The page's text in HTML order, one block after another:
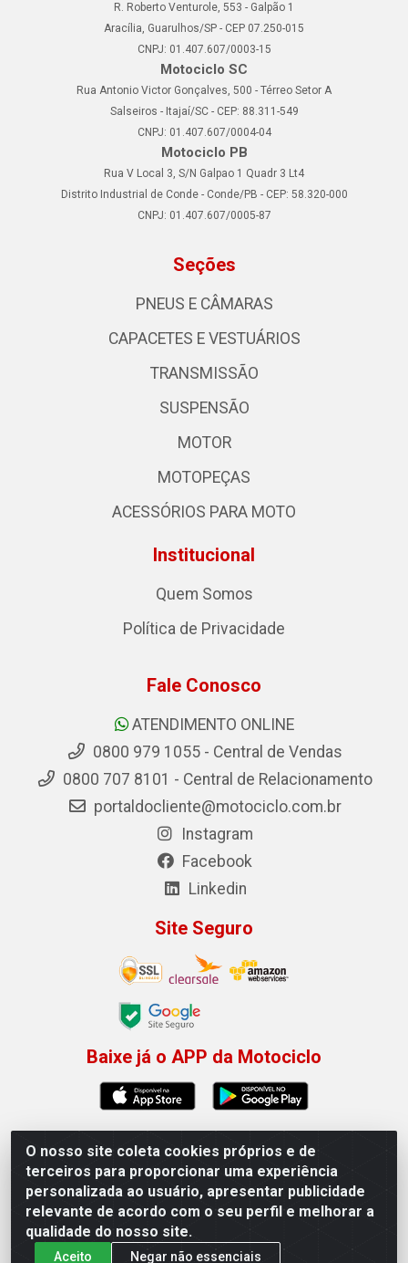
Permitir que a Motociclo envie notificações com
novidades e ofertas exclusivas.
×
O nosso site coleta cookies próprios e de
terceiros para proporcionar uma experiência
personalizada ao usuário, apresentar publicidade
relevante de acordo com o seu perfil e melhorar a
qualidade do nosso site.
Aceito Negar não essenciais
R. Roberto Venturole, 553 - Galpão 1
Aracília, Guarulhos/SP - CEP 07.250-015
CNPJ: 01.407.607/0003-15
Motociclo SC
Rua Antonio Victor Gonçalves, 500 - Térreo Setor A
Salseiros - Itajaí/SC - CEP: 88.311-549
CNPJ: 01.407.607/0004-04
Motociclo PB
Rua V Local 3, S/N Galpao 1 Quadr 3 Lt4
Distrito Industrial de Conde - Conde/PB - CEP: 58.320-000
CNPJ: 01.407.607/0005-87
Seções
PNEUS E CÂMARAS
CAPACETES E VESTUÁRIOS
TRANSMISSÃO
SUSPENSÃO
MOTOR
MOTOPEÇAS
ACESSÓRIOS PARA MOTO
Institucional
Quem Somos
Política de Privacidade
Fale Conosco
ATENDIMENTO ONLINE
0800 979 1055 - Central de Vendas
0800 707 8101 - Central de Relacionamento
portaldocliente@motociclo.com.br
Instagram
Facebook
Linkedin
Site Seguro
Baixe já o APP da Motociclo
Motociclo - Rua Francisco Sousa dos Santos, 731 -
Jardim Limoeiro, Serra/ES - CEP 29.164-153 - CNPJ
01.407.607/0001-53